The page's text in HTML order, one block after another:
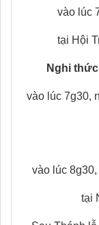
vào lúc
tại Hội
Nghi
vào lúc 7g30,
vào lúc
tại